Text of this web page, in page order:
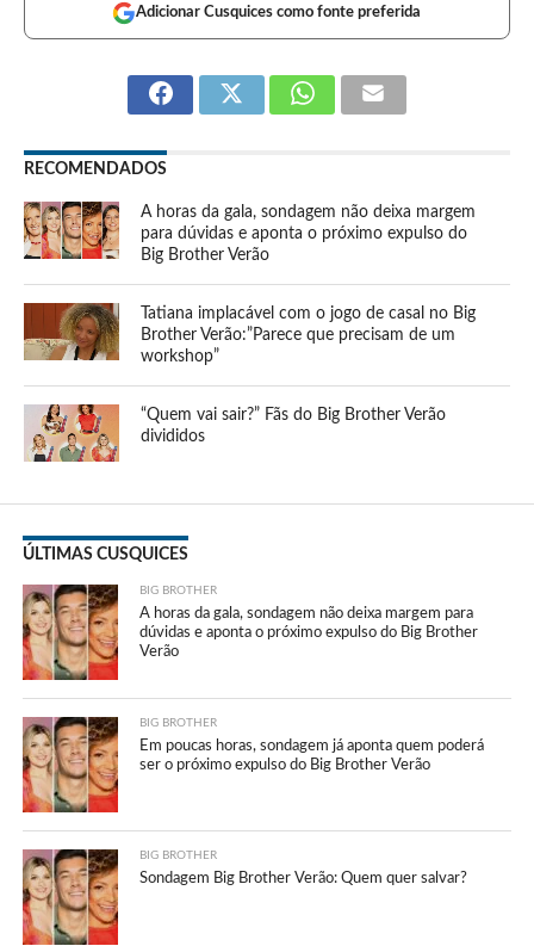
Adicionar Cusquices como fonte preferida
RECOMENDADOS
A horas da gala, sondagem não deixa margem
para dúvidas e aponta o próximo expulso do
Big Brother Verão
Tatiana implacável com o jogo de casal no Big
Brother Verão:”Parece que precisam de um
workshop”
“Quem vai sair?” Fãs do Big Brother Verão
divididos
ÚLTIMAS CUSQUICES
BIG BROTHER
A horas da gala, sondagem não deixa margem para
dúvidas e aponta o próximo expulso do Big Brother
Verão
BIG BROTHER
Em poucas horas, sondagem já aponta quem poderá
ser o próximo expulso do Big Brother Verão
BIG BROTHER
Sondagem Big Brother Verão: Quem quer salvar?